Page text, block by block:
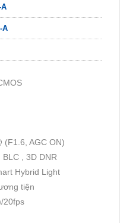
A
A
(F1.6, AGC ON)
, 3D DNR
Hybrid Light
tiện
20fps